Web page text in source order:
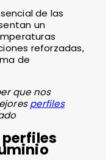
de las
un
reforzadas,
de
que nos
perfiles